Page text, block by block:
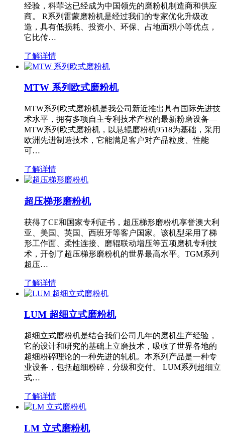
经验，科菲达已经成为中国领先的磨粉机制造商和供应
商。 R系列雷蒙磨粉机是经过我们的专家优化升级改
造，具有低损耗、投资小、环保、占地面积小等优点，
它比传…
了解详情
MTW 系列欧式磨粉机
MTW系列欧式磨粉机是我公司新近推出具有国际先进技
术水平，拥有多项自主专利技术产权的最新粉磨设备—
MTW系列欧式磨粉机，以悬辊磨粉机9518为基础，采用
欧洲先进制造技术，它能满足客户对产品粒度、性能
可…
了解详情
超压梯形磨粉机
获得了CE和国家专利证书，超压梯形磨粉机享誉澳大利
亚、美国、英国、西班牙等客户国家。该机型采用了梯
形工作面、柔性连接、磨辊联动增压等五项磨机专利技
术，开创了超压梯形磨粉机的世界最高水平。TGM系列
超压…
了解详情
LUM 超细立式磨粉机
超细立式磨粉机是结合我们公司几年的磨机生产经验，
它的设计和研究的基础上立磨技术，吸收了世界各地的
超细粉碎理论的一种先进的轧机。本系列产品是一种专
业设备，包括超细粉碎，分级和交付。 LUM系列超细立
式…
了解详情
LM 立式磨粉机